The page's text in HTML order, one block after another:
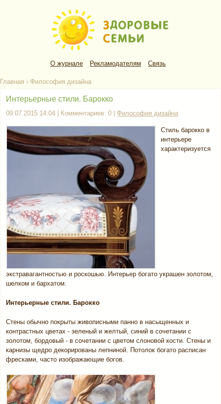
О журнале Рекламодателям Связь
Главная › Философия дизайна
Интерьерные стили. Барокко
09.07.2015 14:04 | Комментариев: 0 | Философия дизайна
Стиль барокко в
интерьере
характеризуется
экстравагантностью и роскошью. Интерьер богато украшен золотом,
шелком и бархатом.
Интерьерные стили. Барокко
Стены обычно покрыты живописными панно в насыщенных и
контрастных цветах - зеленый и желтый, синий в сочетании с
золотом, бордовый - в сочетании с цветом слоновой кости. Стены и
карнизы щедро декорированы лепниной. Потолок богато расписан
фресками, часто изображающие богов.